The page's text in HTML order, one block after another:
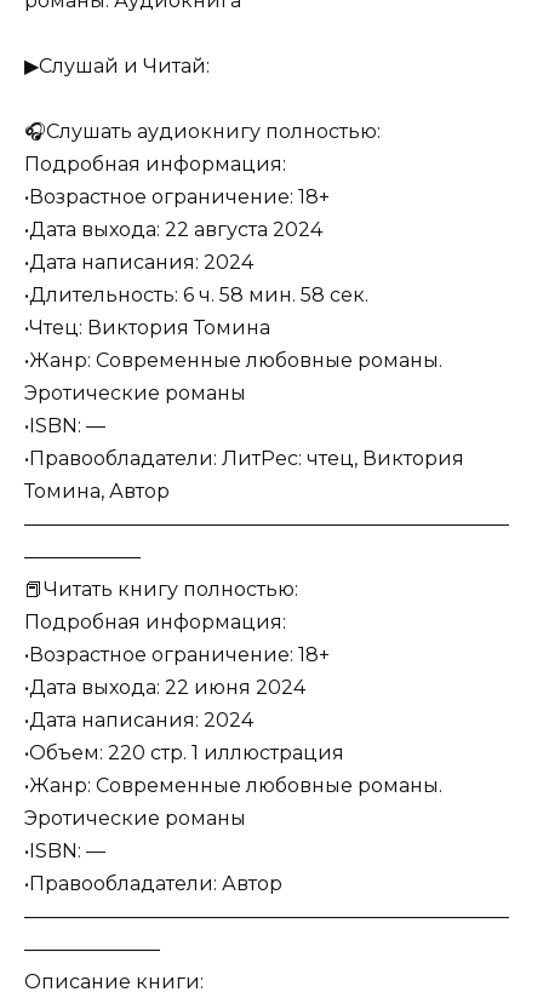
▶Слушай и Читай:
🎧Слушать аудиокнигу полностью:
Подробная информация:
•Возрастное ограничение: 18+
•Дата выхода: 22 августа 2024
•Дата написания: 2024
•Длительность: 6 ч. 58 мин. 58 сек.
•Чтец: Виктория Томина
•Жанр: Современные любовные романы.
Эротические романы
•ISBN: —
•Правообладатели: ЛитРес: чтец, Виктория
Томина, Автор
―――――――――――――――――――――――――
――――――
📕Читать книгу полностью:
Подробная информация:
•Возрастное ограничение: 18+
•Дата выхода: 22 июня 2024
•Дата написания: 2024
•Объем: 220 стр. 1 иллюстрация
•Жанр: Современные любовные романы.
Эротические романы
•ISBN: —
•Правообладатели: Автор
―――――――――――――――――――――――――
―――――――
Описание книги: